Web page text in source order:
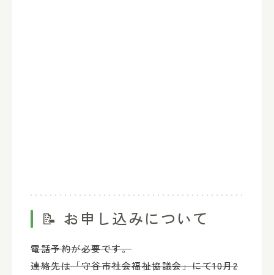
📝 お申し込みについて
電話予約が必要です。
連絡先は「守谷市社会福祉協議会」にて10月2